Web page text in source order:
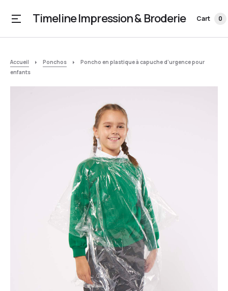
Timeline Impression & Broderie Cart 0
Accueil Ponchos
Poncho en plastique à capuche d’urgence pour
enfants